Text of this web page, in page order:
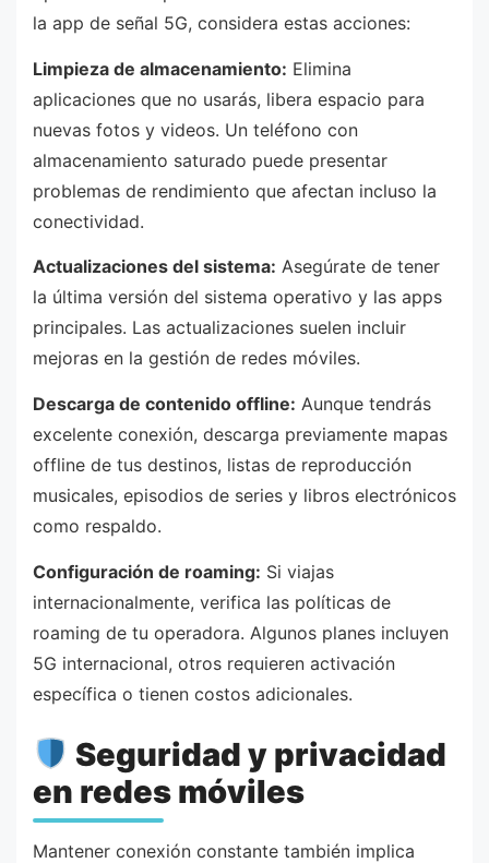
la app de señal 5G, considera estas acciones:
Limpieza de almacenamiento: Elimina
aplicaciones que no usarás, libera espacio para
nuevas fotos y videos. Un teléfono con
almacenamiento saturado puede presentar
problemas de rendimiento que afectan incluso la
conectividad.
Actualizaciones del sistema: Asegúrate de tener
la última versión del sistema operativo y las apps
principales. Las actualizaciones suelen incluir
mejoras en la gestión de redes móviles.
Descarga de contenido offline: Aunque tendrás
excelente conexión, descarga previamente mapas
offline de tus destinos, listas de reproducción
musicales, episodios de series y libros electrónicos
como respaldo.
Configuración de roaming: Si viajas
internacionalmente, verifica las políticas de
roaming de tu operadora. Algunos planes incluyen
5G internacional, otros requieren activación
específica o tienen costos adicionales.
Seguridad y privacidad
en redes móviles
Mantener conexión constante también implica